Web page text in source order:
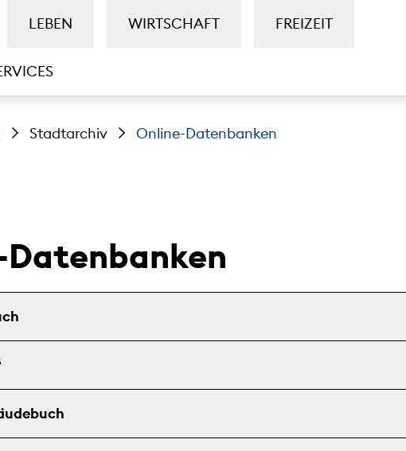
LEBEN WIRTSCHAFT FREIZEIT
Stadtarchiv Online-Datenbanken